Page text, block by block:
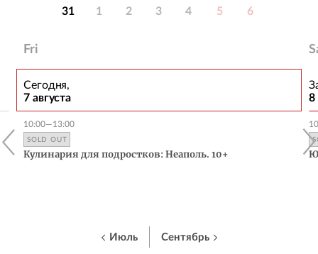
31
1 2 3 4 5 6
Fri
Сегодня,
7 августа
10:00—13:00
SOLD OUT
Кулинария для подростков: Неаполь. 10+
8
Июль Сентябрь